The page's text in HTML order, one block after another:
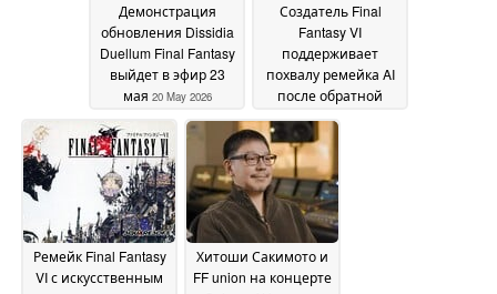
Демонстрация
обновления Dissidia
Duellum Final Fantasy
выйдет в эфир 23
мая 20 May 2026
Создатель Final
Fantasy VI
поддерживает
похвалу ремейка AI
после обратной
реакции20 May 2026
Ремейк Final Fantasy
VI с искусственным
Хитоши Сакимото и
FF union на концерте